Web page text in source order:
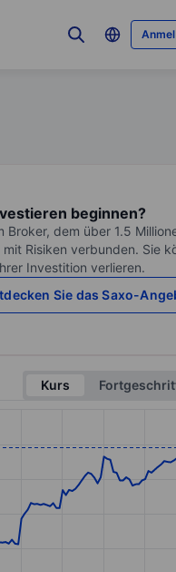
beginnen?
Broker, dem über 1.5
Risiken verbunden. Sie
Investition verlieren.
Sie das Saxo-
Kurs